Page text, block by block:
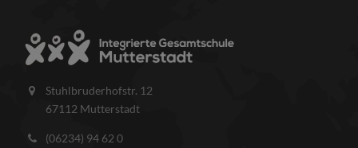
Stuhlbruderhofstr. 12
67112 Mutterstadt
(06234) 94 62 0